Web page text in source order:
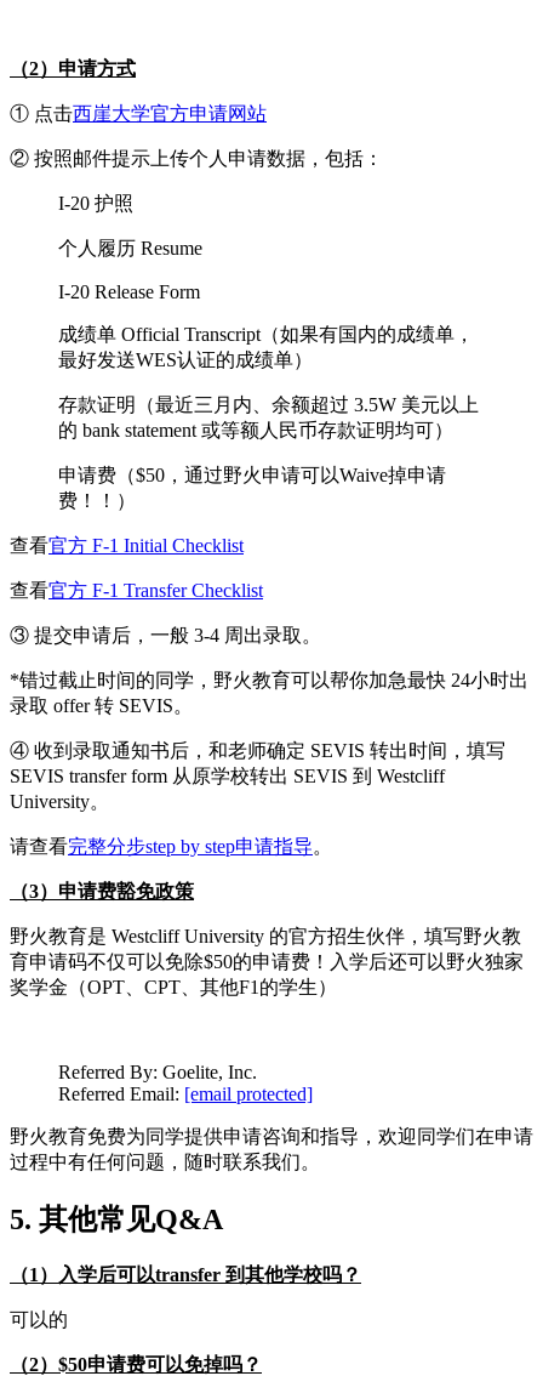
（2）申请方式
① 点击西崖大学官方申请网站
② 按照邮件提示上传个人申请数据，包括：
I-20 护照
个人履历 Resume
I-20 Release Form
成绩单 Official Transcript（如果有国内的成绩单，
最好发送WES认证的成绩单）
存款证明（最近三月内、余额超过 3.5W 美元以上
的 bank statement 或等额人民币存款证明均可）
申请费（$50，通过野火申请可以Waive掉申请
费！！）
查看官方 F-1 Initial Checklist
查看官方 F-1 Transfer Checklist
③ 提交申请后，一般 3-4 周出录取。
*错过截止时间的同学，野火教育可以帮你加急最快 24小时出
录取 offer 转 SEVIS。
④ 收到录取通知书后，和老师确定 SEVIS 转出时间，填写
SEVIS transfer form 从原学校转出 SEVIS 到 Westcliff
University。
请查看完整分步step by step申请指导。
（3）申请费豁免政策
野火教育是 Westcliff University 的官方招生伙伴，填写野火教
育申请码不仅可以免除$50的申请费！入学后还可以野火独家
奖学金（OPT、CPT、其他F1的学生）
Referred By: Goelite, Inc.
Referred Email: [email protected]
野火教育免费为同学提供申请咨询和指导，欢迎同学们在申请
过程中有任何问题，随时联系我们。
5. 其他常见Q&A
（1）入学后可以transfer 到其他学校吗？
可以的
（2）$50申请费可以免掉吗？